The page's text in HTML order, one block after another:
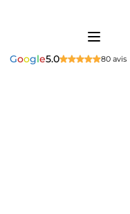
Google5.0 80 avis